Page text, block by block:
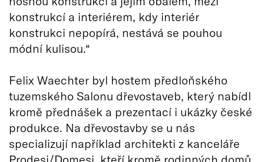
konstrukcí a interiérem, kdy interiér
konstrukci nepopírá, nestává se pouhou
módní kulisou.“
Felix Waechter byl hostem předloňského
tuzemského Salonu dřevostaveb, který nabídl
kromě přednášek a prezentací i ukázky české
produkce. Na dřevostavby se u nás
specializují například architekti z kanceláře
Prodesi/Domesi, kteří kromě rodinných domů